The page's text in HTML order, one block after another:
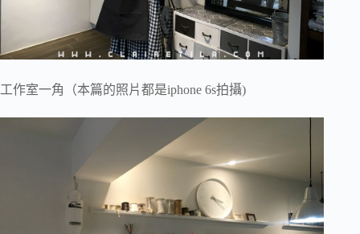
工作室一角（本篇的照片都是iphone 6s拍攝)